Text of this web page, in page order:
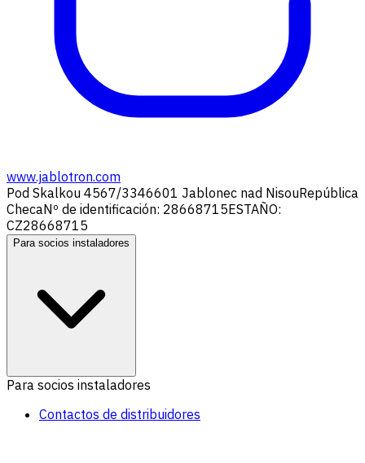
www.jablotron.com
Pod Skalkou 4567/3346601 Jablonec nad NisouRepública
ChecaNº de identificación: 28668715ESTAÑO:
CZ28668715
Para socios instaladores
Para socios instaladores
Contactos de distribuidores